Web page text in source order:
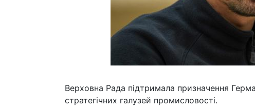
Верховна Рада підтримала призначення
стратегічних галузей промисловості.